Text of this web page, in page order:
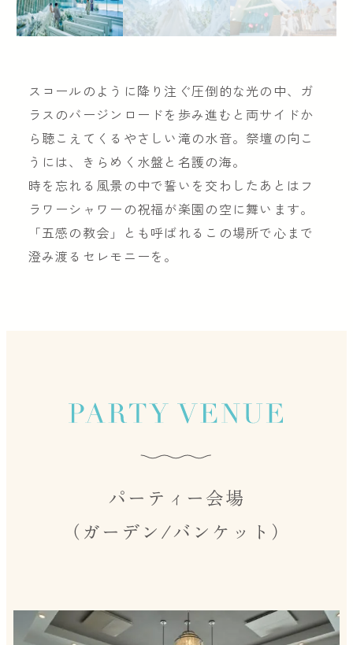
スコールのように降り注ぐ圧倒的な光の中、ガ
ラスのバージンロードを歩み進むと両サイドか
ら聴こえてくるやさしい滝の水音。祭壇の向こ
うには、きらめく水盤と名護の海。
時を忘れる風景の中で誓いを交わしたあとはフ
ラワーシャワーの祝福が楽園の空に舞います。
「五感の教会」とも呼ばれるこの場所で心まで
澄み渡るセレモニーを。
パーティー会場
（ガーデン/バンケット）